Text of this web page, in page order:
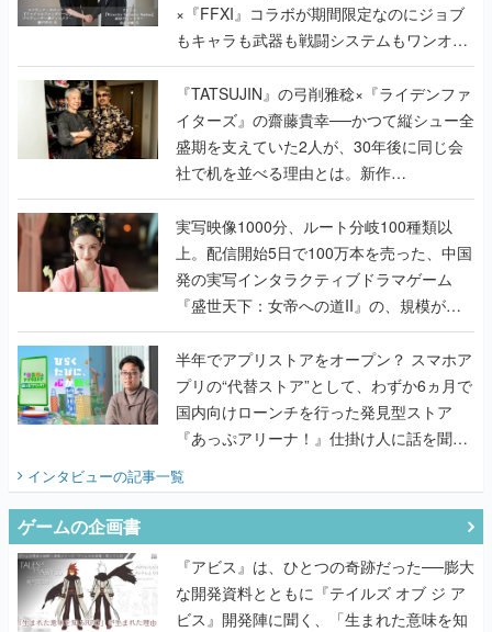
×『FFXI』コラボが期間限定なのにジョブ
もキャラも武器も戦闘システムもワンオフ
で作り込まれた理由を両ディレクターに聞
く
『TATSUJIN』の弓削雅稔×『ライデンファ
イターズ』の齋藤貴幸──かつて縦シュー全
盛期を支えていた2人が、30年後に同じ会
社で机を並べる理由とは。新作
『TATSUJIN EXTREME』で初タッグを組
んだレジェンド2人に訊く開発秘話
実写映像1000分、ルート分岐100種類以
上。配信開始5日で100万本を売った、中国
発の実写インタラクティブドラマゲーム
『盛世天下：女帝への道II』の、規模が違
うこだわりをプロデューサーに聞いた
半年でアプリストアをオープン？ スマホア
プリの“代替ストア”として、わずか6ヵ月で
国内向けローンチを行った発見型ストア
『あっぷアリーナ！』仕掛け人に話を聞い
インタビューの記事一覧
ゲームの企画書
『アビス』は、ひとつの奇跡だった──膨大
な開発資料とともに『テイルズ オブ ジ ア
ビス』開発陣に聞く、「生まれた意味を知